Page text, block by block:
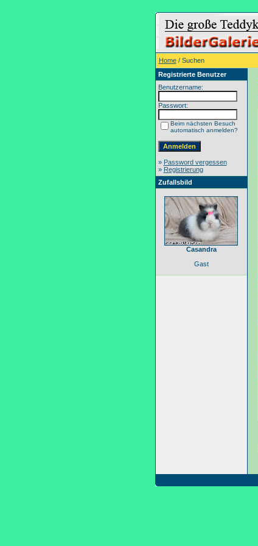
Home/ Suchen
Registrierte Benutzer
Benutzername:
Passwort:
Beim nächsten Besuch
automatisch anmelden?
» Password vergessen
» Registrierung
Zufallsbild
Casandra
Gast